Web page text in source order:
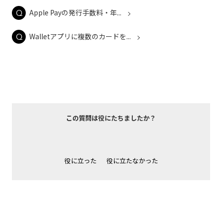
Apple Payの発行手数料・年...
Walletアプリに複数のカードを...
この質問は役にたちましたか？
役に立った 役に立たなかった